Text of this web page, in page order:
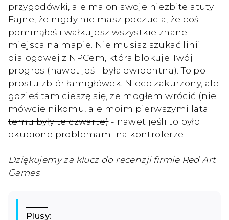
przygodówki, ale ma on swoje niezbite atuty.
Fajne, że nigdy nie masz poczucia, że coś
pominąłeś i wałkujesz wszystkie znane
miejsca na mapie. Nie musisz szukać linii
dialogowej z NPCem, która blokuje Twój
progres (nawet jeśli była ewidentna). To po
prostu zbiór łamigłówek. Nieco zakurzony, ale
gdzieś tam cieszę się, że mogłem wrócić (nie
mówcie nikomu, ale moim pierwszymi lata
temu były te czwarte)- nawet jeśli to było
okupione problemami na kontrolerze.
Dziękujemy za klucz do recenzji firmie Red Art
Games
Plusy: